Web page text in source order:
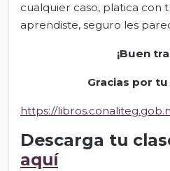
cualquier caso, platica con
aprendiste, seguro les
¡Buen
Gracias por
https://
Descarga tu
aquí